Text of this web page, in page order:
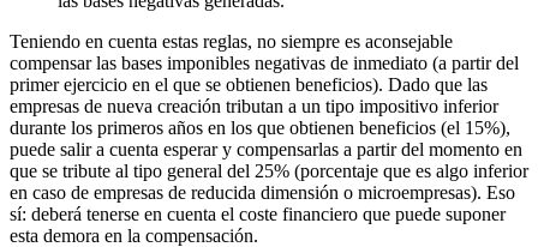
Teniendo en cuenta estas reglas, no siempre es aconsejable
compensar las bases imponibles negativas de inmediato (a partir del
primer ejercicio en el que se obtienen beneficios). Dado que las
empresas de nueva creación tributan a un tipo impositivo inferior
durante los primeros años en los que obtienen beneficios (el 15%),
puede salir a cuenta esperar y compensarlas a partir del momento en
que se tribute al tipo general del 25% (porcentaje que es algo inferior
en caso de empresas de reducida dimensión o microempresas). Eso
sí: deberá tenerse en cuenta el coste financiero que puede suponer
esta demora en la compensación.